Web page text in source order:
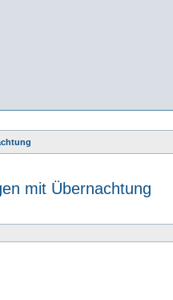
mit Übernachtung